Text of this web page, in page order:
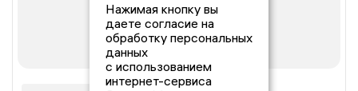
Нажимая кнопку вы
даете согласие на
обработку персональных
данных
с использованием
интернет-сервиса